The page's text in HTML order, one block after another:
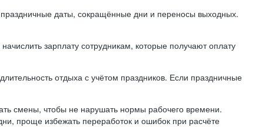
праздничные даты, сокращённые дни и переносы выходных.
зарплату сотрудникам, которые получают оплату
отдыха с учётом праздников. Если праздничные
смены, чтобы не нарушать нормы рабочего времени.
проще избежать переработок и ошибок при расчёте